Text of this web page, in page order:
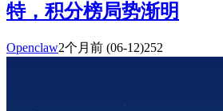
特，积分榜局势渐明
Openclaw2个月前 (06-12)252